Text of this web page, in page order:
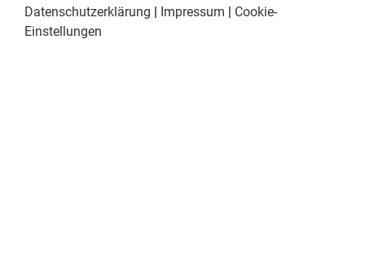
Datenschutzerklärung | Impressum | Cookie-
Einstellungen